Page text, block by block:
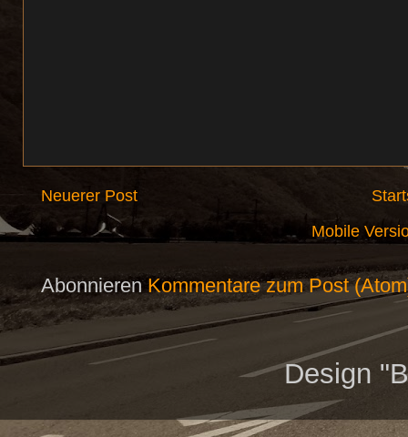
Neuerer Post
Mobile
Abonnieren Kommentare zum Post
Design